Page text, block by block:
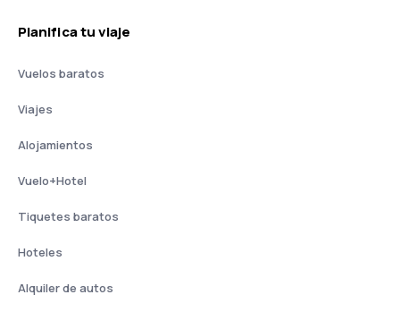
Planifica tu viaje
Vuelos baratos
Viajes
Alojamientos
Vuelo+Hotel
Tiquetes baratos
Hoteles
Alquiler de autos